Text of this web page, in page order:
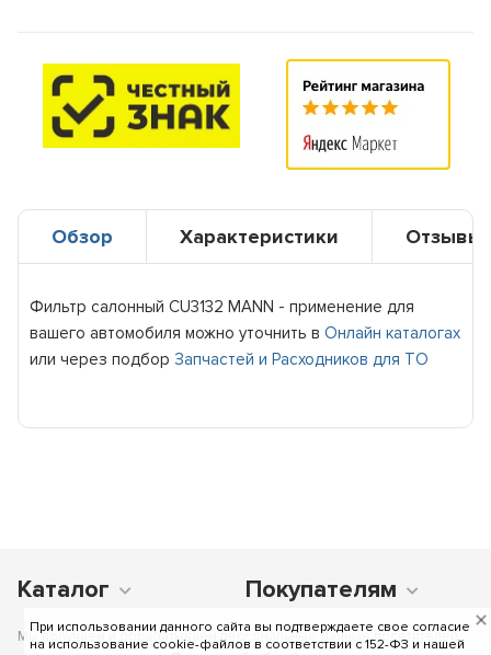
При использовании данного сайта вы подтверждаете свое согласие
на использование cookie-файлов в соответствии c 152-ФЗ и нашей
Обзор Характеристики Отзывы
Фильтр салонный CU3132 MANN - применение для
вашего автомобиля можно уточнить вОнлайн каталогах
или через подбор Запчастей и Расходников для ТО
Каталог Покупателям
Мы получаем и обрабатываем персональные данные посетителей